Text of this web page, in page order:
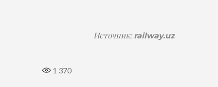
Источник: railway.uz
1 370